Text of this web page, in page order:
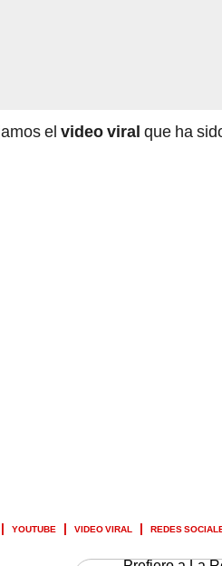
el video viral que ha
YOUTUBE VIDEO VIRAL REDES